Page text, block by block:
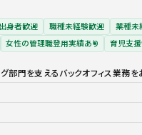
身者歓迎 職種未経験歓迎 業種未
女性の管理職登用実績あり 育児支
グ部門を支えるバックオフィス業務